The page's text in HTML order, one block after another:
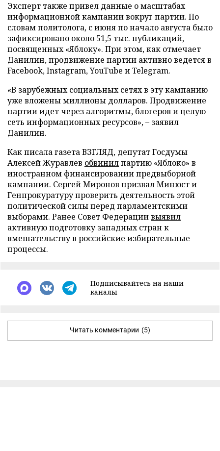
Эксперт также привел данные о масштабах
информационной кампании вокруг партии. По
словам политолога, с июня по начало августа было
зафиксировано около 51,5 тыс. публикаций,
посвященных «Яблоку». При этом, как отмечает
Данилин, продвижение партии активно ведется в
Facebook, Instagram, YouTube и Telegram.
«В зарубежных социальных сетях в эту кампанию
уже вложены миллионы долларов. Продвижение
партии идет через алгоритмы, блогеров и целую
сеть информационных ресурсов», – заявил
Данилин.
Как писала газета ВЗГЛЯД, депутат Госдумы
Алексей Журавлев обвинилпартию «Яблоко» в
иностранном финансировании предвыборной
кампании. Сергей Миронов призвалМинюст и
Генпрокуратуру проверить деятельность этой
политической силы перед парламентскими
выборами. Ранее Совет Федерациивыявил
активную подготовку западных стран к
вмешательству в российские избирательные
процессы.
Подписывайтесь на наши
каналы
Читать комментарии (5)